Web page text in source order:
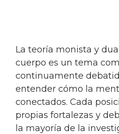
la teoría monista y dualista de mente y
cuerpo es un tema
continuamente
entender cómo la
conectados. Cada
propias fortalezas y
la mayoría de la